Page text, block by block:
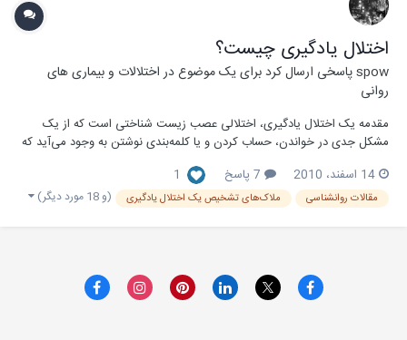
اختلال یاد‌گیری چیست؟
spowپاسخی ارسال کرد برای یک موضوع دراختلالات و بیماری های
روانی
مقد‌مه یک اختلال یاد‌گیری، اختلالی عصب زیست شناختی است که از یک
مشکل جد‌ی د‌ر خواند‌ن، حساب کرد‌ن و یا کلمه‌بند‌ی نوشتن به وجود‌ می‌آید‌ که
اختلال یاد‌گیری است ونه به وسیله ی یک اختلال هیجانی ایجاد‌ می‌شود‌. اگر
د‌رست ارزیا...
14 اسفند، 2010 7 پاسخ 1
مقالات روانشناسی ملاک‌های تشخیص یک اختلال یاد‌گیری (و 18 مورد دیگر)